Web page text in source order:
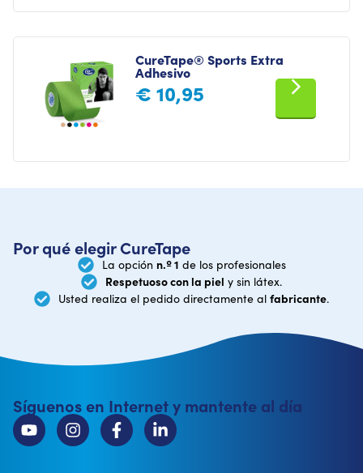
CureTape® Sports Extra
Adhesivo
€ 10,95
Por qué elegir CureTape
La opción n.º 1 de los profesionales
Respetuoso con la piel y sin látex.
Usted realiza el pedido directamente al fabricante.
Síguenos en Internet y mantente al día